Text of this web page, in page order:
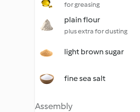
for greasing
plain flour
plus extra for dusting
light brown sugar
fine sea salt
Assembly